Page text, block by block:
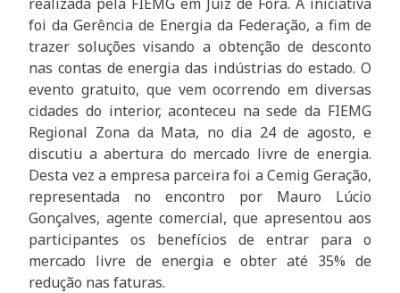
foi da Gerência de Energia da Federação, a fim de
trazer soluções visando a obtenção de desconto
nas contas de energia das indústrias do estado. O
evento gratuito, que vem ocorrendo em diversas
cidades do interior, aconteceu na sede da FIEMG
Regional Zona da Mata, no dia 24 de agosto, e
discutiu a abertura do mercado livre de energia.
Desta vez a empresa parceira foi a Cemig Geração,
representada no encontro por Mauro Lúcio
Gonçalves, agente comercial, que apresentou aos
participantes os benefícios de entrar para o
mercado livre de energia e obter até 35% de
redução nas faturas.